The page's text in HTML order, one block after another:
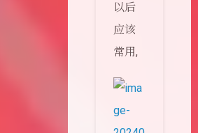
以后
应该
常用,